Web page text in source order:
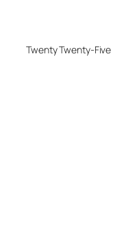
Twenty Twenty-Five